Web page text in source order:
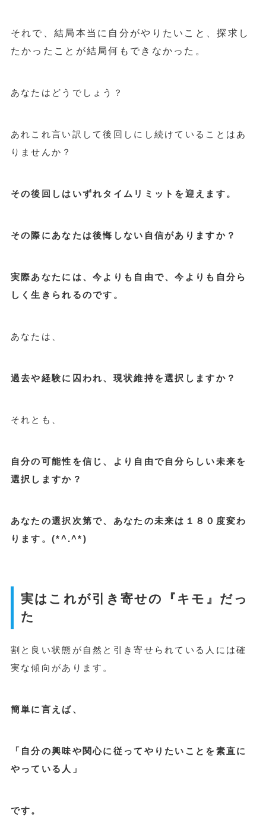
それで、結局本当に自分がやりたいこと、探求し
たかったことが結局何もできなかった。
あなたはどうでしょう？
あれこれ言い訳して後回しにし続けていることはあ
りませんか？
その後回しはいずれタイムリミットを迎えます。
その際にあなたは後悔しない自信がありますか？
実際あなたには、今よりも自由で、今よりも自分ら
しく生きられるのです。
あなたは、
過去や経験に囚われ、現状維持を選択しますか？
それとも、
自分の可能性を信じ、より自由で自分らしい未来を
選択しますか？
あなたの選択次第で、あなたの未来は１８０度変わ
ります。(*^.^*)
実はこれが引き寄せの『キモ』だっ
た
割と良い状態が自然と引き寄せられている人には確
実な傾向があります。
簡単に言えば、
「自分の興味や関心に従ってやりたいことを素直に
やっている人」
です。